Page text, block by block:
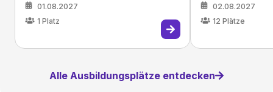
01.08.2027
1 Platz
02.08.2027
12 Plätze
Alle Ausbildungsplätze entdecken